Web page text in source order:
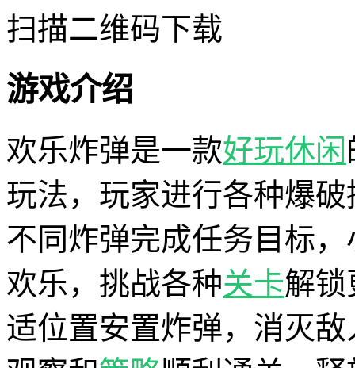
扫描二维码下载
游戏介绍
欢乐炸弹是一款好玩休闲
玩法，玩家进行各种爆
不同炸弹完成任务目标
欢乐，挑战各种关卡解锁
适位置安置炸弹，消灭